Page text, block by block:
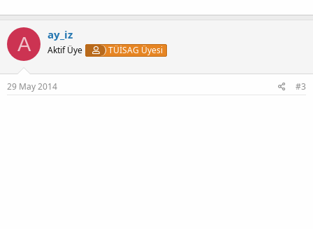
A ay_iz
Aktif Üye TÜİSAG Üyesi
29 May 2014 #3